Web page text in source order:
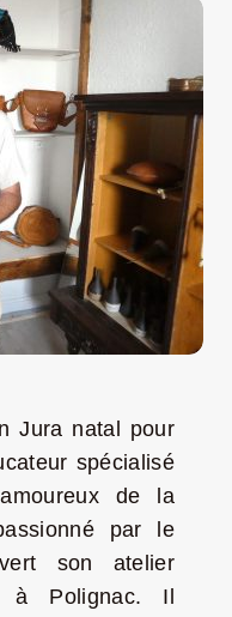
Jura natal pour
spécialisé
de la
par le
son atelier
à Polignac. Il